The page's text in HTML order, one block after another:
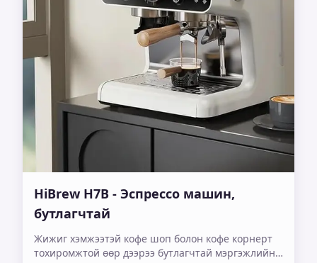
HiBrew H7B - Эспрессо машин,
бутлагчтай
Жижиг хэмжээтэй кофе шоп болон кофе корнерт
тохиромжтой өөр дээрээ бутлагчтай мэргэжлийн